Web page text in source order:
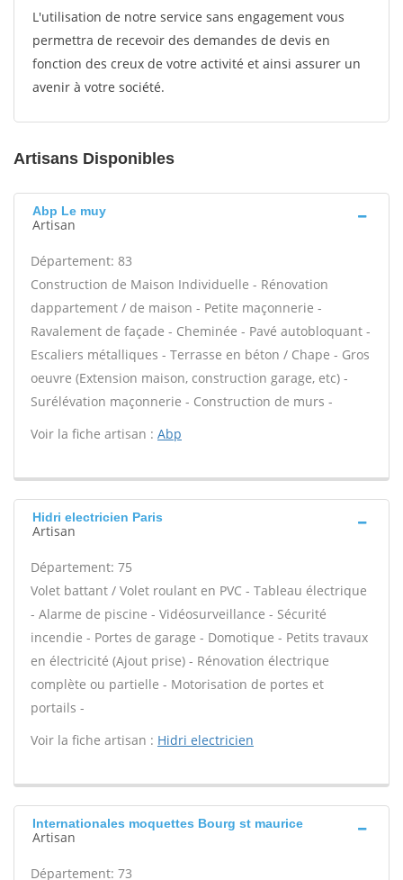
L'utilisation de notre service sans engagement vous
permettra de recevoir des demandes de devis en
fonction des creux de votre activité et ainsi assurer un
avenir à votre société.
Artisans Disponibles
Abp Le muy
Artisan
Département: 83
Construction de Maison Individuelle - Rénovation
dappartement / de maison - Petite maçonnerie -
Ravalement de façade - Cheminée - Pavé autobloquant -
Escaliers métalliques - Terrasse en béton / Chape - Gros
oeuvre (Extension maison, construction garage, etc) -
Surélévation maçonnerie - Construction de murs -
Voir la fiche artisan : Abp
Hidri electricien Paris
Artisan
Département: 75
Volet battant / Volet roulant en PVC - Tableau électrique
- Alarme de piscine - Vidéosurveillance - Sécurité
incendie - Portes de garage - Domotique - Petits travaux
en électricité (Ajout prise) - Rénovation électrique
complète ou partielle - Motorisation de portes et
portails -
Voir la fiche artisan : Hidri electricien
Internationales moquettes Bourg st maurice
Artisan
Département: 73